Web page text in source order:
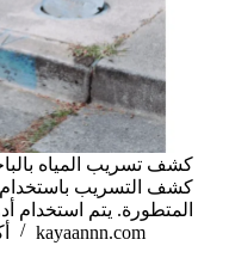
كشف تسريب المياه
كشف التسريب باستخدام
المتطورة. يتم
kayaannn.com